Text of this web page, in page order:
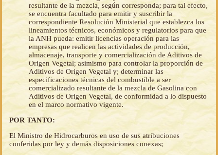
resultante de la mezcla, según corresponda; para tal efecto,
se encuentra facultado para emitir y suscribir la
correspondiente Resolución Ministerial que establezca los
lineamientos técnicos, económicos y regulatorios para que
la ANH pueda: emitir licencias operación para las
empresas que realicen las actividades de producción,
almacenaje, transporte y comercialización de Aditivos de
Origen Vegetal; asimismo para controlar la proporción de
Aditivos de Origen Vegetal y; determinar las
especificaciones técnicas del combustible a ser
comercializado resultante de la mezcla de Gasolina con
Aditivos de Origen Vegetal, de conformidad a lo dispuesto
en el marco normativo vigente.
POR TANTO:
El Ministro de Hidrocarburos en uso de sus atribuciones
conferidas por ley y demás disposiciones conexas;